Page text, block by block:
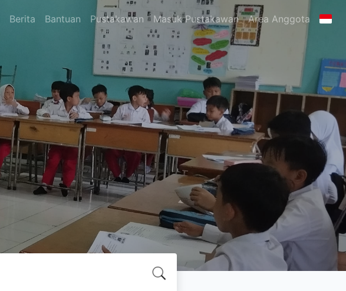
Berita Bantuan Pustakawan Masuk Pustakawan Area Anggota